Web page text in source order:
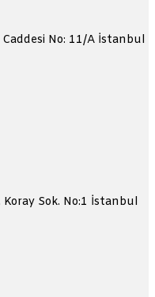
No: 11/A İstanbul
Sok. No:1 İstanbul